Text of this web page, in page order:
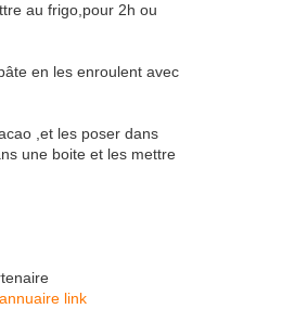
au frigo,pour 2h ou
en les enroulent avec
,et les poser dans
une boite et les mettre
link